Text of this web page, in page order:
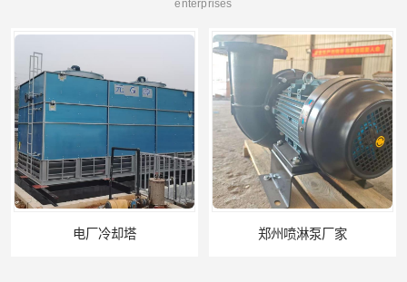
enterprises
电厂冷却塔 郑州喷淋泵厂家